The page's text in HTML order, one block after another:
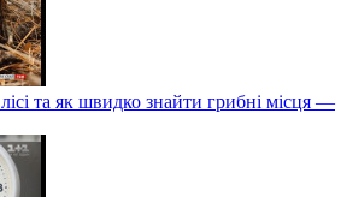
та як швидко знайти грибні місця —